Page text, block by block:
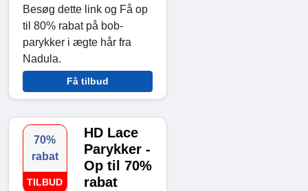
Besøg dette link og Få op
til 80% rabat på bob-
parykker i ægte hår fra
Nadula.
Få tilbud
70%
rabat
TILBUD
HD Lace
Parykker -
Op til 70%
rabat